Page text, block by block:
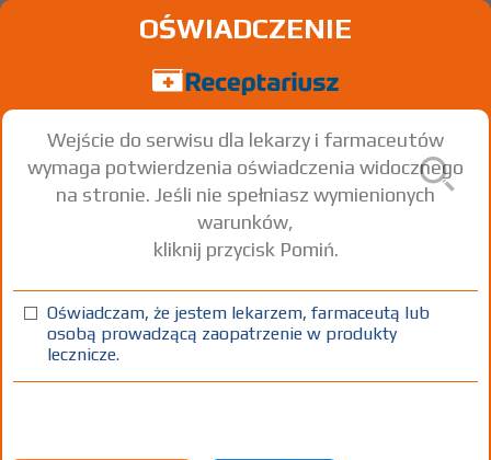
Montelukast
tabl. do rozgr. i żucia 4 mg 28 szt. Doustnie
100%
30%(1) 75+(2) C(3) DZ(4)
OŚWIADCZENIE
Wejście do serwisu dla lekarzy i farmaceutów
wymaga potwierdzenia oświadczenia widocznego
na stronie. Jeśli nie spełniasz wymienionych
warunków,
kliknij przycisk Pomiń.
Oświadczam, że jestem lekarzem, farmaceutą lub
osobą prowadzącą zaopatrzenie w produkty
lecznicze.